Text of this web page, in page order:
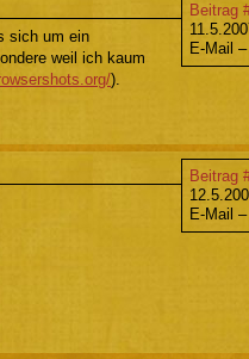
Beitrag
E-Mail –
sich um ein
weil ich kaum
).
Beitrag
E-Mail –